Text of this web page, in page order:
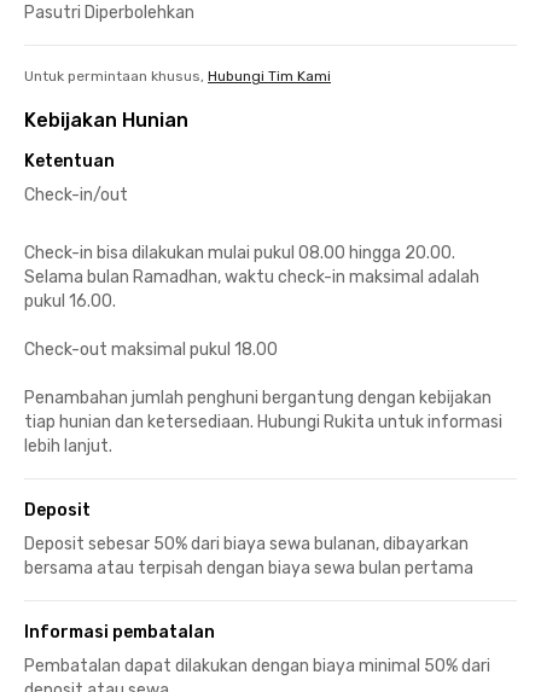
Pasutri Diperbolehkan
Untuk permintaan khusus, Hubungi Tim Kami
Kebijakan Hunian
Ketentuan
Check-in/out
Check-in bisa dilakukan mulai pukul 08.00 hingga 20.00.
Selama bulan Ramadhan, waktu check-in maksimal adalah
pukul 16.00.
Check-out maksimal pukul 18.00
Penambahan jumlah penghuni bergantung dengan kebijakan
tiap hunian dan ketersediaan. Hubungi Rukita untuk informasi
lebih lanjut.
Deposit
Deposit sebesar 50% dari biaya sewa bulanan, dibayarkan
bersama atau terpisah dengan biaya sewa bulan pertama
Informasi pembatalan
Pembatalan dapat dilakukan dengan biaya minimal 50% dari